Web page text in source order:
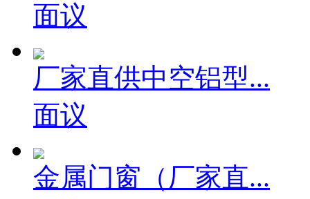
面议
厂家直供中空铝型...
面议
金属门窗（厂家直...